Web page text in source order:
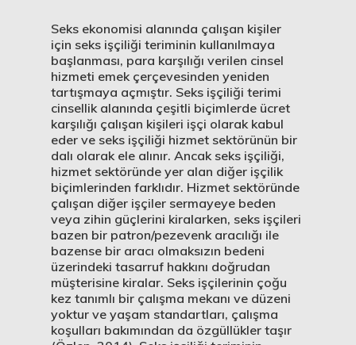
Seks ekonomisi alanında çalışan kişiler
için seks işçiliği teriminin kullanılmaya
başlanması, para karşılığı verilen cinsel
hizmeti emek çerçevesinden yeniden
tartışmaya açmıştır. Seks işçiliği terimi
cinsellik alanında çeşitli biçimlerde ücret
karşılığı çalışan kişileri işçi olarak kabul
eder ve seks işçiliği hizmet sektörünün bir
dalı olarak ele alınır. Ancak seks işçiliği,
hizmet sektöründe yer alan diğer işçilik
biçimlerinden farklıdır. Hizmet sektöründe
çalışan diğer işçiler sermayeye beden
veya zihin güçlerini kiralarken, seks işçileri
bazen bir patron/pezevenk aracılığı ile
bazense bir aracı olmaksızın bedeni
üzerindeki tasarruf hakkını doğrudan
müşterisine kiralar. Seks işçilerinin çoğu
kez tanımlı bir çalışma mekanı ve düzeni
yoktur ve yaşam standartları, çalışma
koşulları bakımından da özgüllükler taşır